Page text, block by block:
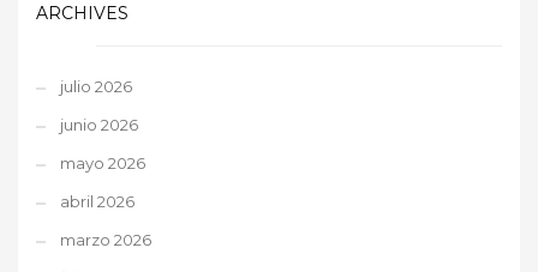
ARCHIVES
julio 2026
junio 2026
mayo 2026
abril 2026
marzo 2026